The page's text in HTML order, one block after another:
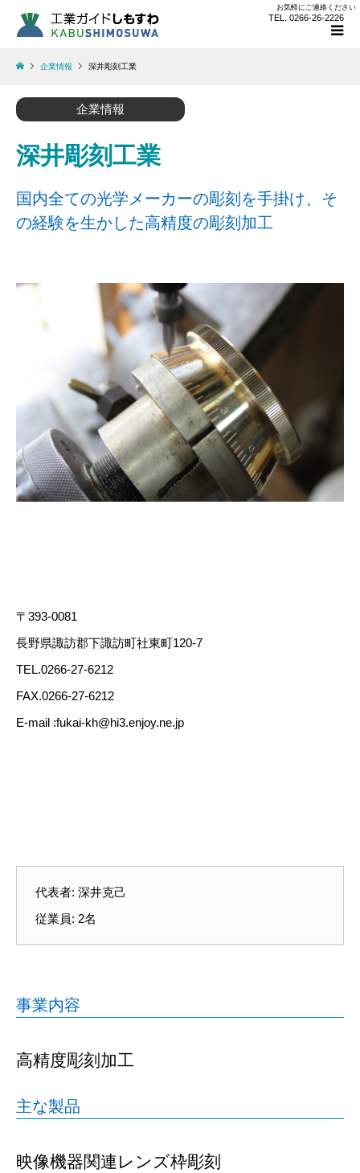
お気軽にご連絡ください
TEL. 0266-26-2226
企業情報 深井彫刻工業
企業情報
深井彫刻工業
国内全ての光学メーカーの彫刻を手掛け、そ
の経験を生かした高精度の彫刻加工
〒393-0081
長野県諏訪郡下諏訪町社東町120-7
TEL.0266-27-6212
FAX.0266-27-6212
E-mail :fukai-kh@hi3.enjoy.ne.jp
代表者: 深井克己
従業員: 2名
事業内容
高精度彫刻加工
主な製品
映像機器関連レンズ枠彫刻